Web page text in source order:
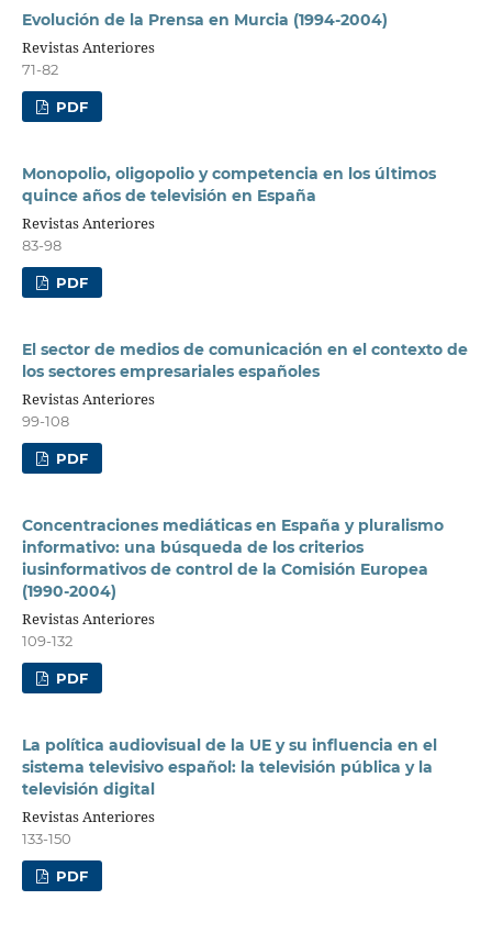
Evolución de la Prensa en Murcia (1994-2004)
Revistas Anteriores
71-82
PDF
Monopolio, oligopolio y competencia en los últimos
quince años de televisión en España
Revistas Anteriores
83-98
PDF
El sector de medios de comunicación en el contexto de
los sectores empresariales españoles
Revistas Anteriores
99-108
PDF
Concentraciones mediáticas en España y pluralismo
informativo: una búsqueda de los criterios
iusinformativos de control de la Comisión Europea
(1990-2004)
Revistas Anteriores
109-132
PDF
La política audiovisual de la UE y su influencia en el
sistema televisivo español: la televisión pública y la
televisión digital
Revistas Anteriores
133-150
PDF